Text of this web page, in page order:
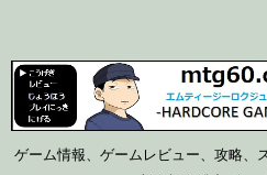
ゲーム情報、ゲームレビュー、攻略、